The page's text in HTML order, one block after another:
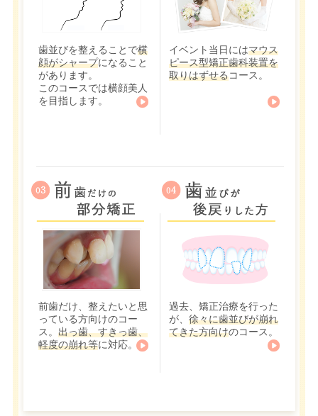
歯並びを整えることで横
顔がシャープになること
があります。
このコースでは横顔美人
を目指します。
イベント当日にはマウス
ピース型矯正歯科装置を
取りはずせるコース。
前歯だけ、整えたいと思
っている方向けのコー
ス。 出っ歯、すきっ歯、
軽度の崩れ等に対応。
過去、矯正治療を行った
が、徐々に歯並びが崩れ
てきた方向けのコース。